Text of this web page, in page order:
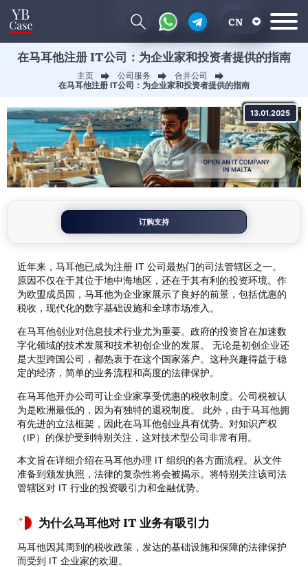
CN
EN
UA
在马耳他注册 IT公司：为企业家和投资者提供的指南
主页 公司服务
合并公司
在马耳他注册 IT公司：为企业家和投资者提供的指南
13.01.2025
订购支持
近年来，马耳他已成为注册 IT 公司最热门的司法管辖区之一。
原因不仅在于其位于地中海地区，还在于其有利的投资环境。作
为欧盟成员国，马耳他为企业家展示了良好的前景，包括优惠的
税收，现代化的数字基础设施和全球市场准入。
在马耳他创业对信息技术行业尤为重要。政府的投资旨在加速数
字化领域的技术发展和技术初创企业的发展。 无论是初创企业还
是大型跨国公司，都热衷于在这个国家落户。这种兴趣得益于稳
定的经济，简单的业务流程和高度的法律保护。
在马耳他开办公司可让企业家享受优惠的税收制度。公司税被认
为是欧洲最低的，因为有独特的退税制度。 此外，由于马耳他拥
有先进的立法框架，因此在马耳他创业具有优势。对知识产权
（IP）的保护受到特别关注，这对技术型公司非常有用。
本文旨在详细介绍在马耳他办理 IT 组织的各方面流程。从文件
准备到颁发执照，法律的复杂性将会被揭示。将特别关注该司法
管辖区对 IT 行业的投资吸引力和金融优势。
为什么马耳他对 IT 业务有吸引力
马耳他因其周到的税收政策，发达的基础设施和保障的法律保护
而受到 IT 企业家的欢迎。